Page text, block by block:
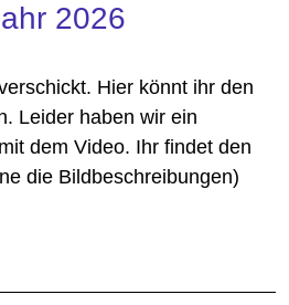
2026
Hier könnt ihr den
Leider haben wir ein
dem Video. Ihr findet den
die Bildbeschreibungen)